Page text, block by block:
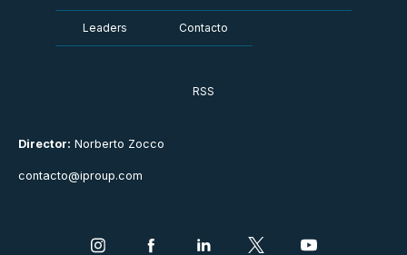
Director: Norberto Zocco
contacto@iproup.com
Leaders Contacto
RSS